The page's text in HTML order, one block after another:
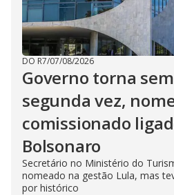
DO R7/07/08/2026
Governo torna
segunda vez,
comissionado
Bolsonaro
Secretário no Ministério do
nomeado na gestão Lula, mas
por histórico